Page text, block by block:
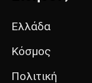
Ελλάδα
Κόσμος
Πολιτική